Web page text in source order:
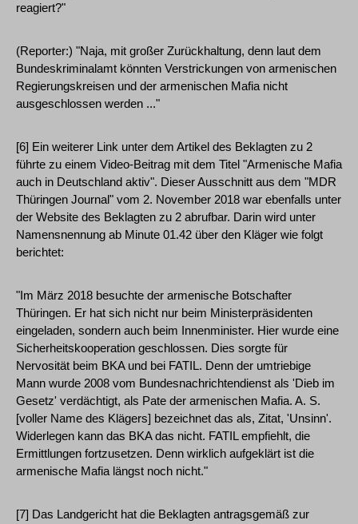
reagiert?"
(Reporter:) "Naja, mit großer Zurückhaltung, denn laut dem
Bundeskriminalamt könnten Verstrickungen von armenischen
Regierungskreisen und der armenischen Mafia nicht
ausgeschlossen werden ..."
[6] Ein weiterer Link unter dem Artikel des Beklagten zu 2
führte zu einem Video-Beitrag mit dem Titel "Armenische Mafia
auch in Deutschland aktiv". Dieser Ausschnitt aus dem "MDR
Thüringen Journal" vom 2. November 2018 war ebenfalls unter
der Website des Beklagten zu 2 abrufbar. Darin wird unter
Namensnennung ab Minute 01.42 über den Kläger wie folgt
berichtet:
"Im März 2018 besuchte der armenische Botschafter
Thüringen. Er hat sich nicht nur beim Ministerpräsidenten
eingeladen, sondern auch beim Innenminister. Hier wurde eine
Sicherheitskooperation geschlossen. Dies sorgte für
Nervosität beim BKA und bei FATIL. Denn der umtriebige
Mann wurde 2008 vom Bundesnachrichtendienst als 'Dieb im
Gesetz' verdächtigt, als Pate der armenischen Mafia. A. S.
[voller Name des Klägers] bezeichnet das als, Zitat, 'Unsinn'.
Widerlegen kann das BKA das nicht. FATIL empfiehlt, die
Ermittlungen fortzusetzen. Denn wirklich aufgeklärt ist die
armenische Mafia längst noch nicht."
[7] Das Landgericht hat die Beklagten antragsgemäß zur